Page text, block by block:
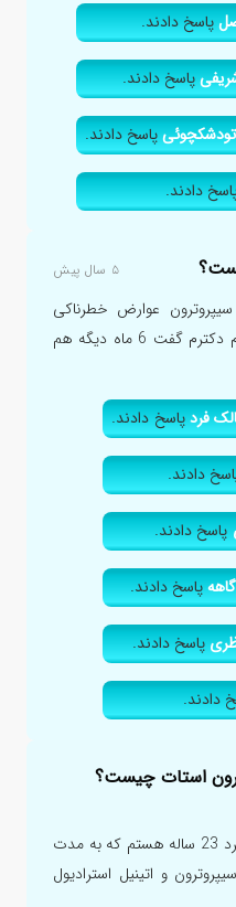
پاسخ دادند.
پاسخ دادند.
پاسخ دادند.
دادند.
۵ سال پیش
عوارض خطرناکی
نداره من حدودا چهار ماه میخورم دکترم گفت 6 ماه دیگه هم
فردپاسخ دادند.
دادند.
پاسخ دادند.
پاسخ دادند.
پاسخ دادند.
دادند.
استات چیست؟
سلام وقت بخیر، من یه دختر مجرد 23 ساله هستم که به مدت
و اتینیل استرادیول